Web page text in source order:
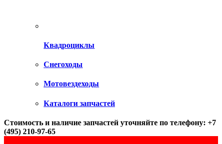
Квадроциклы
Снегоходы
Мотовездеходы
Каталоги запчастей
Стоимость и наличие запчастей уточняйте по телефону: +7
(495) 210-97-65